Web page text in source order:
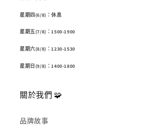
星期四(6/8)：休息
星期五(7/8)：1500-1900
星期六(8/8)：1230-1530
星期日(9/8)：1400-1800
關於我們 🧩
品牌故事